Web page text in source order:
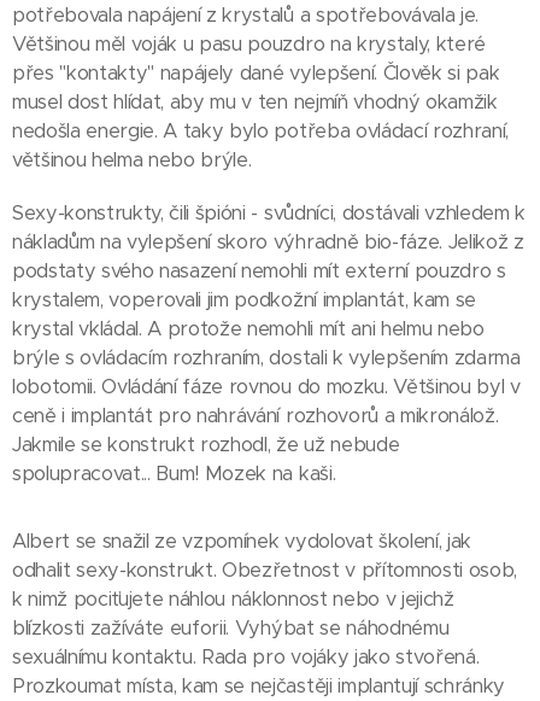
potřebovala napájení z krystalů a spotřebovávala je.
Většinou měl voják u pasu pouzdro na krystaly, které
přes "kontakty" napájely dané vylepšení. Člověk si pak
musel dost hlídat, aby mu v ten nejmíň vhodný okamžik
nedošla energie. A taky bylo potřeba ovládací rozhraní,
většinou helma nebo brýle.
Sexy-konstrukty, čili špióni - svůdníci, dostávali vzhledem k
nákladům na vylepšení skoro výhradně bio-fáze. Jelikož z
podstaty svého nasazení nemohli mít externí pouzdro s
krystalem, voperovali jim podkožní implantát, kam se
krystal vkládal. A protože nemohli mít ani helmu nebo
brýle s ovládacím rozhraním, dostali k vylepšením zdarma
lobotomii. Ovládání fáze rovnou do mozku. Většinou byl v
ceně i implantát pro nahrávání rozhovorů a mikronálož.
Jakmile se konstrukt rozhodl, že už nebude
spolupracovat... Bum! Mozek na kaši.
Albert se snažil ze vzpomínek vydolovat školení, jak
odhalit sexy-konstrukt. Obezřetnost v přítomnosti osob,
k nimž pociťujete náhlou náklonnost nebo v jejichž
blízkosti zažíváte euforii. Vyhýbat se náhodnému
sexuálnímu kontaktu. Rada pro vojáky jako stvořená.
Prozkoumat místa, kam se nejčastěji implantují schránky